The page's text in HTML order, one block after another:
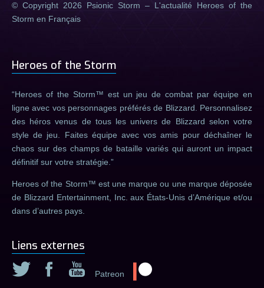
© Copyright 2026 Psionic Storm – L'actualité Heroes of the
Storm en Français
Heroes of the Storm
Heroes of the Storm™ est un jeu de combat par équipe en
ligne avec vos personnages préférés de Blizzard. Personnalisez
des héros venus de tous les univers de Blizzard selon votre
style de jeu. Faites équipe avec vos amis pour déchaîner le
chaos sur des champs de bataille variés qui auront un impact
définitif sur votre stratégie.
Heroes of the Storm™ est une marque ou une marque déposée
de Blizzard Entertainment, Inc. aux États-Unis d’Amérique et/ou
dans d’autres pays.
Liens externes
Patreon